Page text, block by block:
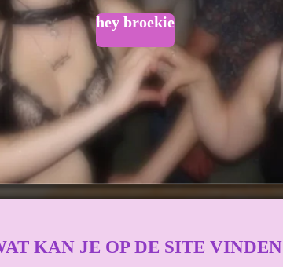
hey broekie
KAN JE OP DE SITE VINDEN